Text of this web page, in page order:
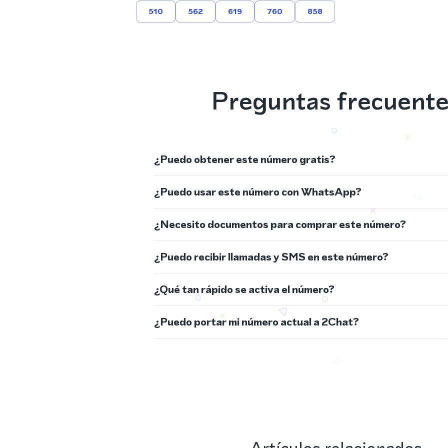
510 562 619 760 858
Preguntas
¿Puedo obtener este número gratis?
¿Puedo usar este número con WhatsApp?
¿Necesito documentos para comprar este número?
¿Puedo recibir llamadas y SMS en este número?
¿Qué tan rápido se activa el número?
¿Puedo portar mi número actual a 2Chat?